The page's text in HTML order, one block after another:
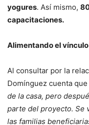
yogures. Así mismo,
capacitaciones.
Alimentando el
Al consultar por la
Domínguez cuenta que
de la casa, pero
parte del proyecto. Se
las familias